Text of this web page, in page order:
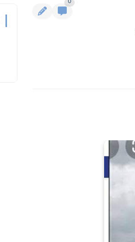
0